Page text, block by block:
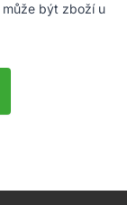
může být zboží u